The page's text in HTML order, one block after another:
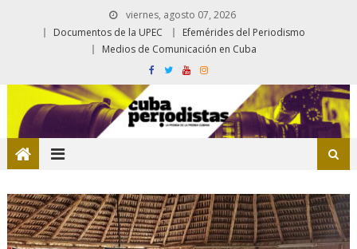
viernes, agosto 07, 2026
Documentos de la UPEC
Efemérides del Periodismo
Medios de Comunicación en Cuba